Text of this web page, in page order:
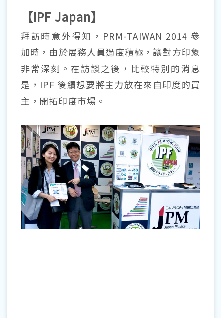
【IPF Japan】
拜訪時意外得知，PRM-TAIWAN 2014 參
加時，由於展務人員過度積極，讓對方印象
非常深刻。在訪談之後，比較特別的消息
是，IPF 後續想要將主力放在來自印度的買
主，開拓印度市場。